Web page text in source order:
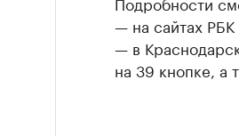
— на сайтах
— в
на 39 кнопке, а